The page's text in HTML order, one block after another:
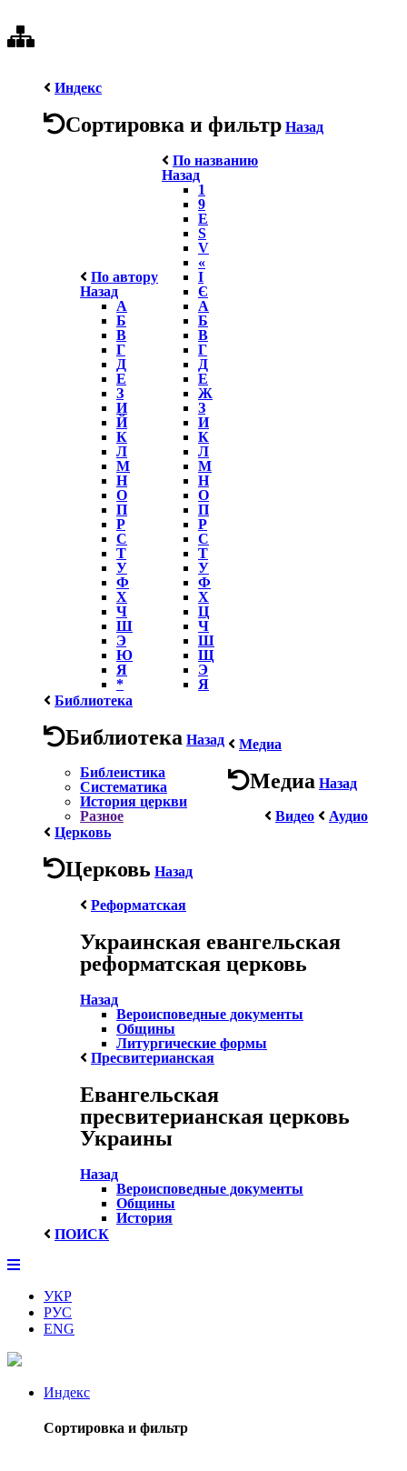
Индекс
Сортировка и фильтр Назад
По автору
Назад
А
Б
В
Г
Д
Е
З
И
Й
К
Л
М
Н
О
П
Р
С
Т
У
Ф
Х
Ч
Ш
Э
Ю
Я
*
По названию
Назад
1
9
E
S
V
«
І
Є
А
Б
В
Г
Д
Е
Ж
З
И
К
Л
М
Н
О
П
Р
С
Т
У
Ф
Х
Ц
Ч
Ш
Щ
Э
Я
Библиотека
Библиотека Назад
Библеистика
Систематика
История церкви
Разное
Медиа
Медиа Назад
Видео
Аудио
Церковь
Церковь Назад
Реформатская
Украинская евангельская
реформатская церковь
Назад
Вероисповедные документы
Общины
Литургические формы
Пресвитерианская
Евангельская
пресвитерианская церковь
Украины
Назад
Вероисповедные документы
Общины
История
ПОИСК
УКР
РУС
ENG
Индекс
Сортировка и фильтр